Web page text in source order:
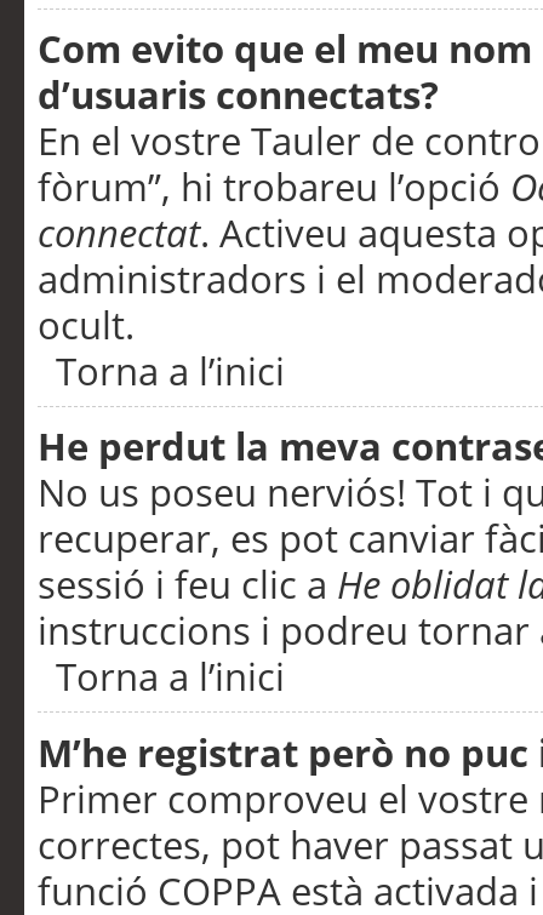
Com evito que el meu
d’usuaris connectats?
En el vostre Tauler de
fòrum”, hi trobareu l’opció
connectat. Activeu aquesta
administradors i el
ocult.
Torna a l’inici
He perdut la meva
No us poseu nerviós! Tot i
recuperar, es pot canviar
sessió i feu clic a He oblidat
instruccions i podreu tornar
Torna a l’inici
M’he registrat però no
Primer comproveu el vostre
correctes, pot haver passat
funció COPPA està